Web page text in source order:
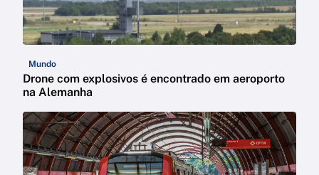
Mundo
Drone com explosivos é encontrado em aeroporto
na Alemanha